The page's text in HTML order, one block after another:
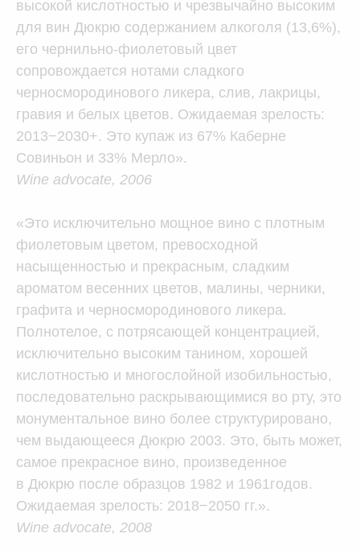
высокой кислотностью и чрезвычайно высоким
для вин Дюкрю содержанием алкоголя (13,6%),
его чернильно-фиолетовый цвет
сопровождается нотами сладкого
черносмородинового ликера, слив, лакрицы,
гравия и белых цветов. Ожидаемая зрелость:
2013−2030+. Это купаж из 67% Каберне
Совиньон и 33% Мерло».
Wine advocate, 2006
«Это исключительно мощное вино с плотным
фиолетовым цветом, превосходной
насыщенностью и прекрасным, сладким
ароматом весенних цветов, малины, черники,
графита и черносмородинового ликера.
Полнотелое, с потрясающей концентрацией,
исключительно высоким танином, хорошей
кислотностью и многослойной изобильностью,
последовательно раскрывающимися во рту, это
монументальное вино более структурировано,
чем выдающееся Дюкрю 2003. Это, быть может,
самое прекрасное вино, произведенное
в Дюкрю после образцов 1982 и 1961годов.
Ожидаемая зрелость: 2018−2050 гг.».
Wine advocate, 2008